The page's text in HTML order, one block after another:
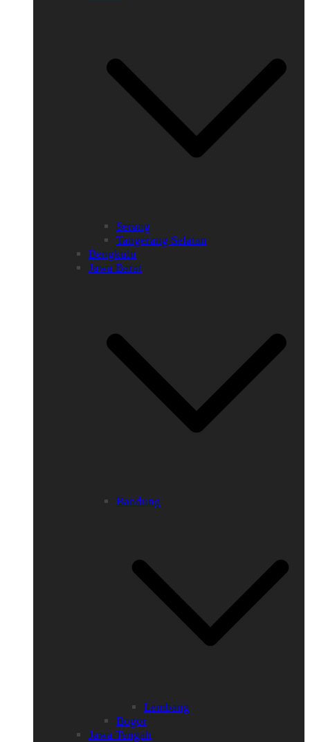
Serang
Tangerang Selatan
Bengkulu
Jawa Barat
Bandung
Lembang
Bogor
Jawa Tengah